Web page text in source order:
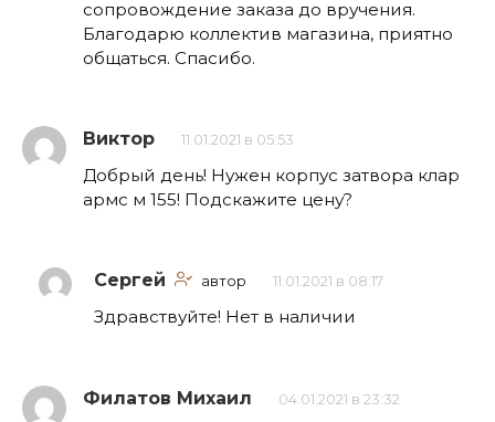
сопровождение заказа до вручения.
Благодарю коллектив магазина, приятно
общаться. Спасибо.
Виктор 11.01.2021 в 05:53
Добрый день! Нужен корпус затвора клар
армс м 155! Подскажите цену?
Сергей автор 11.01.2021 в 08:17
Здравствуйте! Нет в наличии
Филатов Михаил 04.01.2021 в 23:32